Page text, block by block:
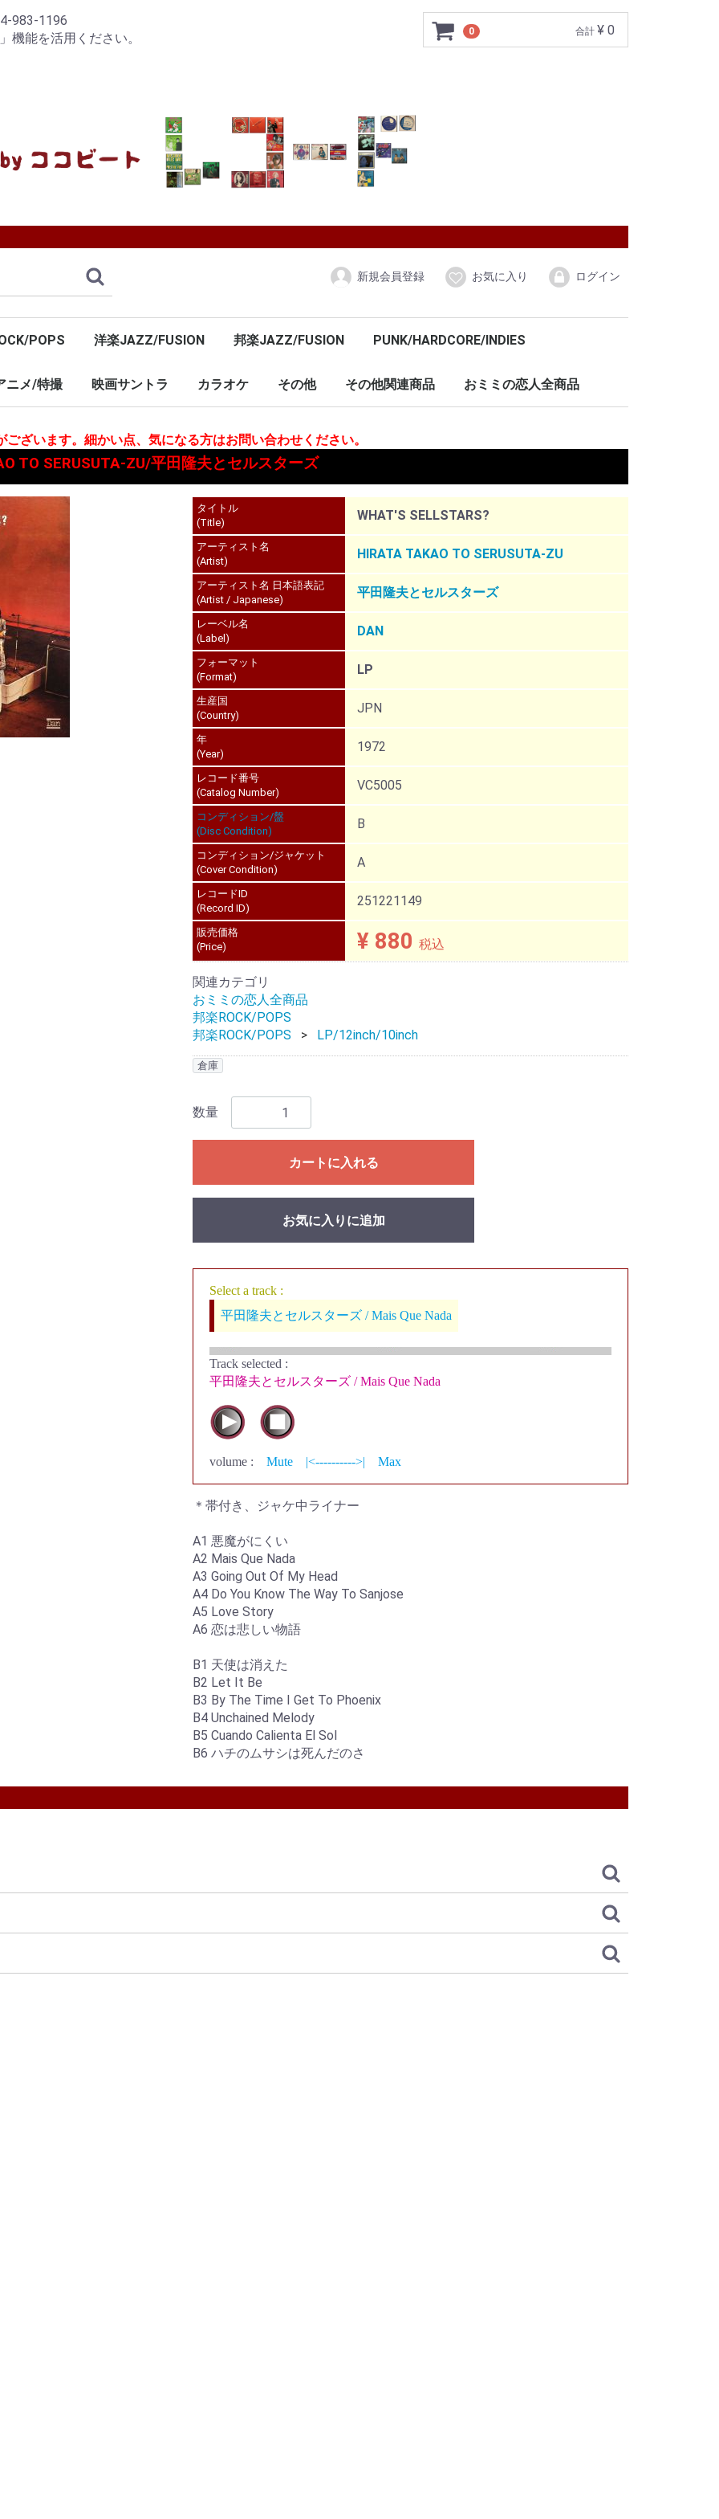
983-1196
機能を活用ください。
0 合計 ¥ 0
新規会員登録 お気に入り ログイン
POPS
10inch
洋楽JAZZ/FUSION
LP/12inch/10inch
7inch
邦楽JAZZ/FUSION
LP/12inch/10inch
7inch
PUNK/HARDCORE/INDIES
LP/12inch/10inch
7inch
ニメ/特撮 映画サントラ カラオケ その他 その他関連商品 おミミの恋人全商品
ざいます。細かい点、気になる方はお問い合わせください。
TO SERUSUTA-ZU/平田隆夫とセルスターズ
タイトル
(Title)
WHAT'S SELLSTARS?
アーティスト名
(Artist)
HIRATA TAKAO TO SERUSUTA-ZU
アーティスト名 日本語表記
(Artist / Japanese)
平田隆夫とセルスターズ
レーベル名
(Label)
DAN
フォーマット
(Format)
LP
生産国
(Country)
JPN
年
(Year)
1972
レコード番号
(Catalog Number)
VC5005
コンディション/盤
(Disc Condition)
B
コンディション/ジャケット
(Cover Condition)
A
レコードID
(Record ID)
251221149
販売価格
(Price)
¥ 880 税込
関連カテゴリ
おミミの恋人全商品
邦楽ROCK/POPS
邦楽ROCK/POPS
LP/12inch/10inch
倉庫
数量
カートに入れる
お気に入りに追加
Select a track :
平田隆夫とセルスターズ / Mais Que Nada
Track selected :
平田隆夫とセルスターズ / Mais Que Nada
volume : Mute |<---------->| Max
＊帯付き、ジャケ中ライナー
A1 悪魔がにくい
A2 Mais Que Nada
A3 Going Out Of My Head
A4 Do You Know The Way To Sanjose
A5 Love Story
A6 恋は悲しい物語
B1 天使は消えた
B2 Let It Be
B3 By The Time I Get To Phoenix
B4 Unchained Melody
B5 Cuando Calienta El Sol
B6 ハチのムサシは死んだのさ